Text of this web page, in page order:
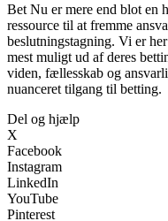
Bet Nu er mere end blot en
ressource til at fremme
beslutningstagning. Vi er
mest muligt ud af deres
viden, fællesskab og
nuanceret tilgang til betting.
Del og hjælp
X
Facebook
Instagram
LinkedIn
YouTube
Pinterest